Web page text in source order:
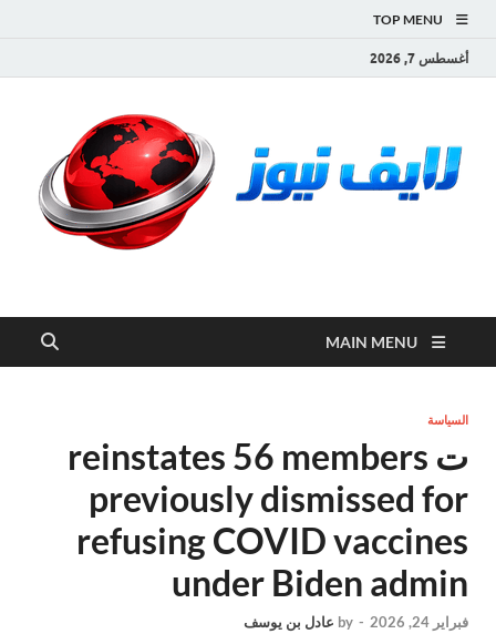
TOP MENU
أغسطس 7, 2026
لايف نيوز
MAIN MENU
السياسة
ت reinstates 56 members
previously dismissed for
refusing COVID vaccines
under Biden admin
فبراير 24, 2026 -
by عادل بن يوسف